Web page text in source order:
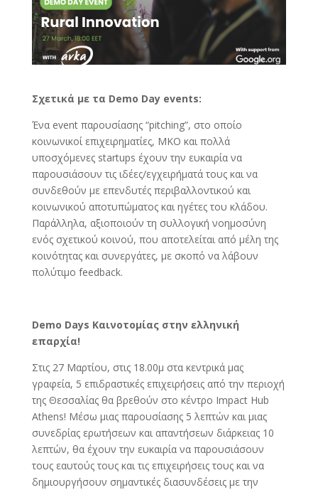
Σχετικά με τα Demo Day events:
Ένα event παρουσίασης “pitching”, στο οποίο
κοινωνικοί επιχειρηματίες, ΜΚΟ και πολλά
υποσχόμενες startups έχουν την ευκαιρία να
παρουσιάσουν τις ιδέες/εγχειρήματά τους και να
συνδεθούν με επενδυτές περιβαλλοντικού και
κοινωνικού αποτυπώματος και ηγέτες του κλάδου.
Παράλληλα, αξιοποιούν τη συλλογική νοημοσύνη
ενός σχετικού κοινού, που αποτελείται από μέλη της
κοινότητας και συνεργάτες, με σκοπό να λάβουν
πολύτιμο feedback.
Demo Days Καινοτομίας στην ελληνική
επαρχία!
Στις 27 Μαρτίου, στις 18.00μ στα κεντρικά μας
γραφεία, 5 επιδραστικές επιχειρήσεις από την περιοχή
της Θεσσαλίας θα βρεθούν στο κέντρο Impact Hub
Athens! Μέσω μιας παρουσίασης 5 λεπτών και μιας
συνεδρίας ερωτήσεων και απαντήσεων διάρκειας 10
λεπτών, θα έχουν την ευκαιρία να παρουσιάσουν
τους εαυτούς τους και τις επιχειρήσεις τους και να
δημιουργήσουν σημαντικές διασυνδέσεις με την